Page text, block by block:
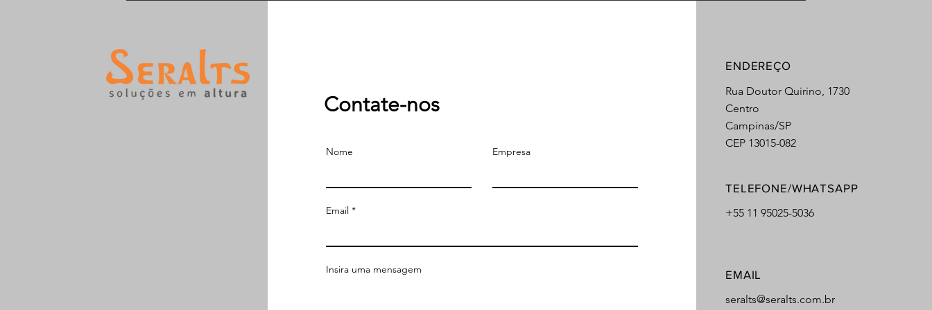
Contate-nos
Nome Empresa
Email
Insira uma mensagem
ENDEREÇO
Rua Doutor Quirino, 1730
Centro
Campinas/SP
CEP 13015-082
TELEFONE/WHATSAPP
+55 11 95025-5036
EMAIL
seralts@seralts.com.br